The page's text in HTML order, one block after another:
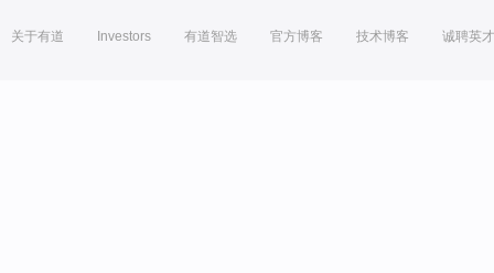
关于有道 Investors 有道智选 官方博客 技术博客 诚聘英才